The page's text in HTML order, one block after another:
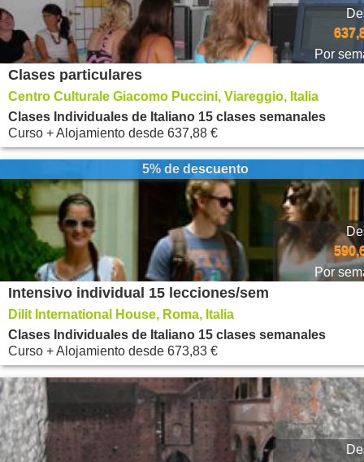
Por
Clases particulares
Centro Culturale Giacomo Puccini, Viareggio, Italia
Clases Individuales de Italiano 15 clases semanales
Curso + Alojamiento desde 637,88 €
5% de descuento
Por
Intensivo individual 15 lecciones/sem
Dilit International House, Roma, Italia
Clases Individuales de Italiano 15 clases semanales
Curso + Alojamiento desde 673,83 €